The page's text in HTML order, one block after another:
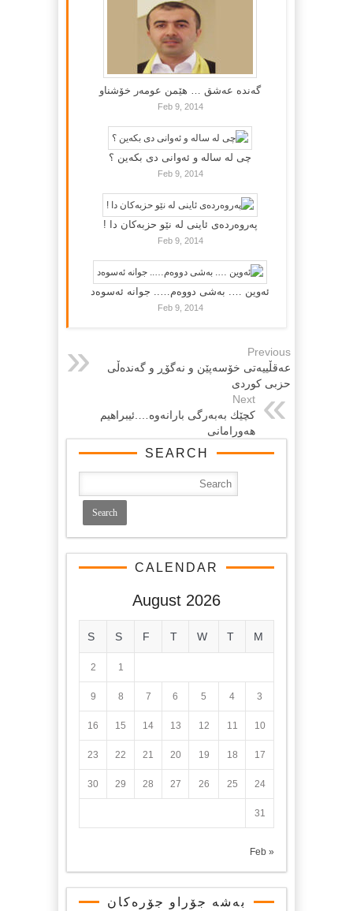
گه‌نده‌ عه‌شق … هێمن عومه‌ر خۆشناو
Feb 9, 2014
چی لە سالە و ئەوانی دی بكەین ؟
Feb 9, 2014
پەروەردەی ئاینی لە نێو حزبەکان دا !
Feb 9, 2014
ئەوین …. بەشی دووەم….. جوانە ئەسوەد
Feb 9, 2014
Previous
عه‌قڵییه‌تی خۆسه‌پێن و نه‌گۆڕ و گه‌نده‌ڵی
حزبی كوردی
Next
كچێك به‌به‌رگی بارانه‌وه‌….ئیبراهیم
هه‌ورامانی
SEARCH
CALENDAR
August 2026
M
T
W
T
F
S
S
1
2
3
4
5
6
7
8
9
10
11
12
13
14
15
16
17
18
19
20
21
22
23
24
25
26
27
28
29
30
31
« Feb
بەشە جۆراو جۆرەکان